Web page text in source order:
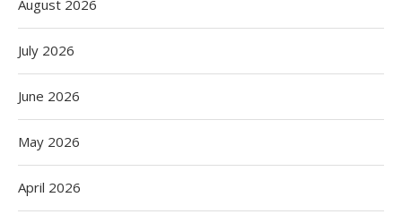
August 2026
July 2026
June 2026
May 2026
April 2026